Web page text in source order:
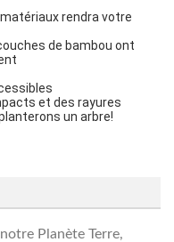
rendra votre
de bambou ont
et des rayures
un arbre!
Planète Terre,